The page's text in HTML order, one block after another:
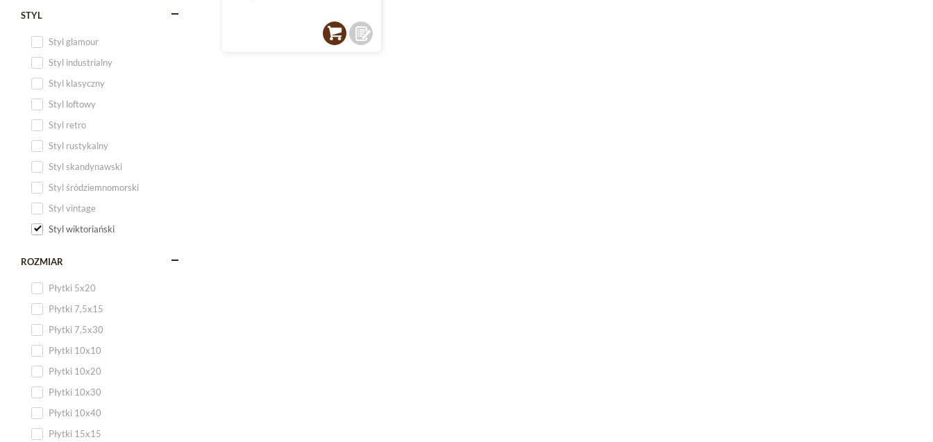
STYL
Styl glamour
Styl industrialny
Styl klasyczny
Styl loftowy
Styl retro
Styl rustykalny
Styl skandynawski
Styl śródziemnomorski
Styl vintage
Styl wiktoriański
ROZMIAR
Płytki 5x20
Płytki 7,5x15
Płytki 7,5x30
Płytki 10x10
Płytki 10x20
Płytki 10x30
Płytki 10x40
Płytki 15x15